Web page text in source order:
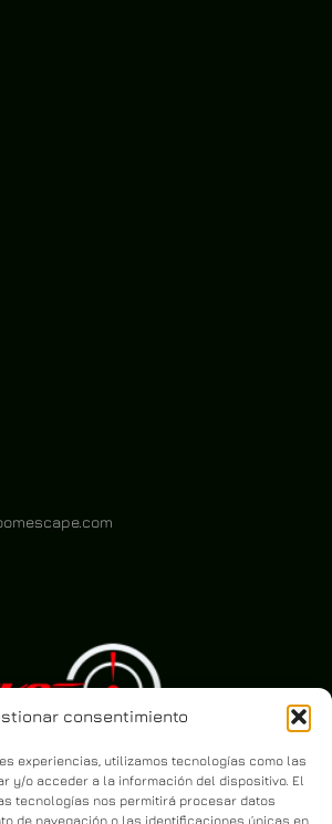
consentimiento
experiencias, utilizamos tecnologías como las
y/o acceder a la información del dispositivo. El
tecnologías nos permitirá procesar datos
de navegación o las identificaciones únicas en